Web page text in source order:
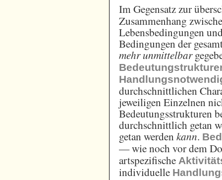
Im Gegensatz zur
Zusammenhang
Lebensbedingungen
Bedingungen der
mehr unmittelbar
durchschnittlichen
jeweiligen Einzelnen
Bedeutungsstrukturen
durchschnittlich getan
getan werdenkann.
— wie noch vor dem
artspezifische
individuelle